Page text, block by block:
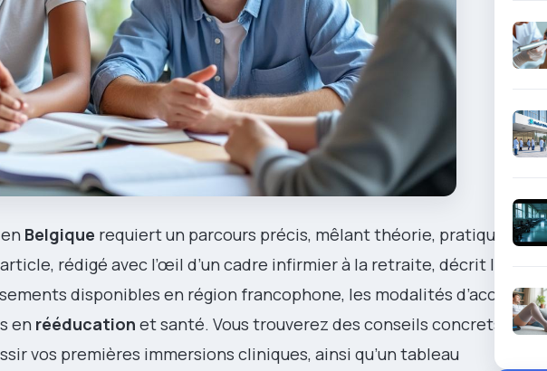
en Belgique requiert un parcours précis, mêlant théorie, pratique et
rédigé avec l’œil d’un cadre infirmier à la retraite, décrit les
disponibles en région francophone, les modalités d’accès et
en rééducation et santé. Vous trouverez des conseils concrets pour
vos premières immersions cliniques, ainsi qu’un tableau